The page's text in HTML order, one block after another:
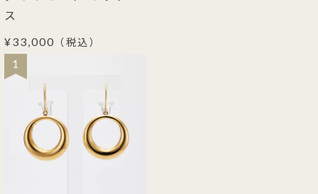
ス
¥33,000 （税込）
1